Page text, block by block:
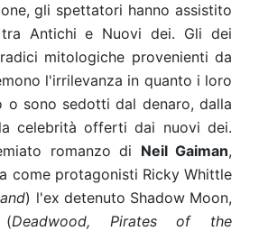
gli spettatori hanno assistito
Antichi e Nuovi dei. Gli dei
mitologiche provenienti da
l'irrilevanza in quanto i loro
o sono sedotti dal denaro, dalla
celebrità offerti dai nuovi dei.
romanzo di Neil Gaiman,
come protagonisti Ricky Whittle
) l'ex detenuto Shadow Moon,
Deadwood, Pirates of the